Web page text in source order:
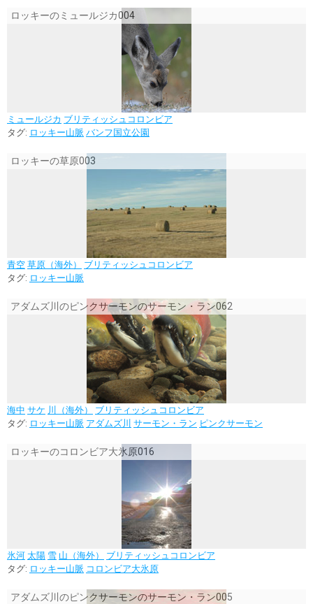
ロッキーのミュールジカ004
ミュールジカ ブリティッシュコロンビア
タグ: ロッキー山脈 バンフ国立公園
ロッキーの草原003
青空 草原（海外）
ブリティッシュコロンビア
タグ: ロッキー山脈
アダムズ川のピンクサーモンのサーモン・ラン062
海中 サケ 川（海外）
ブリティッシュコロンビア
タグ: ロッキー山脈 アダムズ川 サーモン・ラン ピンクサーモン
ロッキーのコロンビア大氷原016
氷河 太陽 雪 山（海外）
ブリティッシュコロンビア
タグ: ロッキー山脈 コロンビア大氷原
アダムズ川のピンクサーモンのサーモン・ラン005